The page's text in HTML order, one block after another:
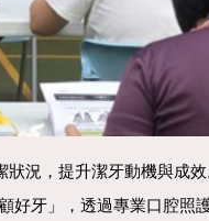
況，提升潔牙動機與成效
牙」，透過專業口腔照